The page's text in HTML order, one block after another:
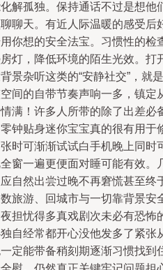
解孤独。保持通话不过是想他
聊天。有近人际温暖的感受后
你想的安全法宝。习惯性的检
灯，降低环境的陌生光效。打
景杂听这类的“安静社交”，就
间的自带节奏声响一多，镇定
满！许多人所带的除了出差必
钟贴身迷你宝宝真的很有用于
时可渐渐试试白手机晚上同时
窗一遍更便面对睡可能有效。
自然出尝过晚不再窘慌甚至终
旅游、回城市与一切靠背景安
担忧得多真戏剧次未必有恐怖
自经常都开心没他发多了紧
定能带备稍刻期逐渐习惯找到